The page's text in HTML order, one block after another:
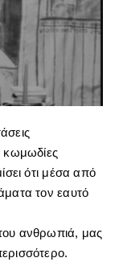
κωμωδίες
ότι μέσα από
τον εαυτό
ανθρωπιά, μας